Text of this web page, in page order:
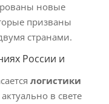
новые
призваны
странами.
России и
логистики
в свете